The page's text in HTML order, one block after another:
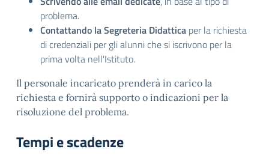
problema.
Contattando la Segreteria Didattica per la richiesta
di credenziali per gli alunni che si iscrivono per la
prima volta nell'Istituto.
Il personale incaricato prenderà in carico la
richiesta e fornirà supporto o indicazioni per la
risoluzione del problema.
Tempi e scadenze